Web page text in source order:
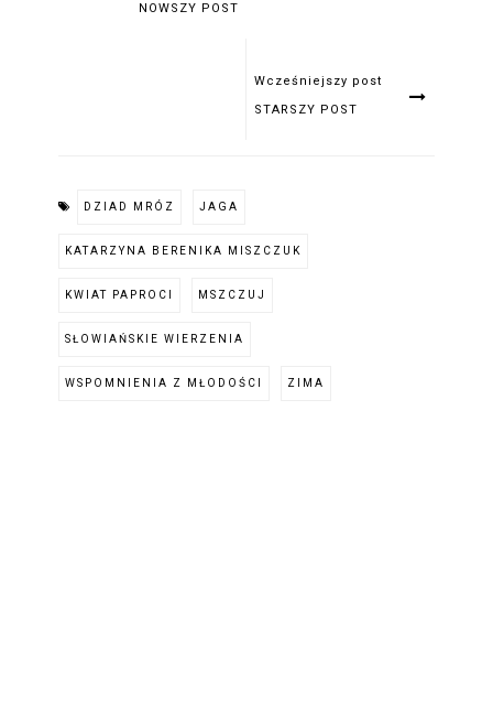
NOWSZY POST
Wcześniejszy post
STARSZY POST
DZIAD MRÓZ JAGA
KATARZYNA BERENIKA MISZCZUK
KWIAT PAPROCI MSZCZUJ
SŁOWIAŃSKIE WIERZENIA
WSPOMNIENIA Z MŁODOŚCI ZIMA